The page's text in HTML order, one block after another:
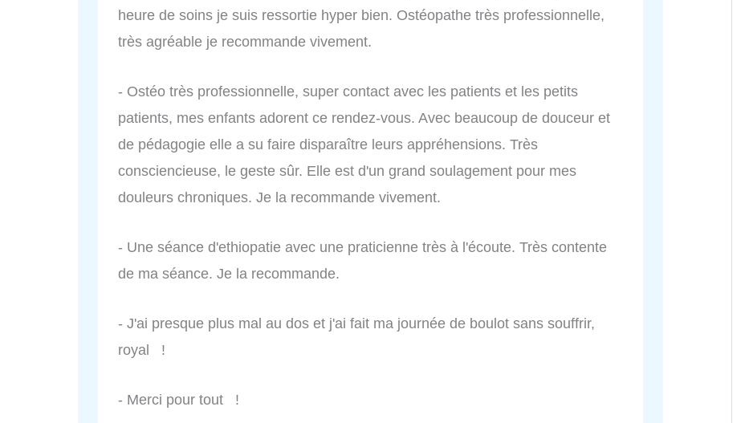
heure de soins je suis ressortie hyper bien. Ostéopathe très professionnelle,
très agréable je recommande vivement.
- Ostéo très professionnelle, super contact avec les patients et les petits
patients, mes enfants adorent ce rendez-vous. Avec beaucoup de douceur et
de pédagogie elle a su faire disparaître leurs appréhensions. Très
consciencieuse, le geste sûr. Elle est d'un grand soulagement pour mes
douleurs chroniques. Je la recommande vivement.
- Une séance d'ethiopatie avec une praticienne très à l'écoute. Très contente
de ma séance. Je la recommande.
- J'ai presque plus mal au dos et j'ai fait ma journée de boulot sans souffrir,
royal !
- Merci pour tout !